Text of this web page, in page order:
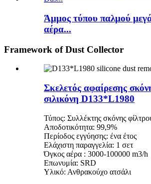
Άμμος τύπου παλμού
αέρα...
Framework of Dust Collector
Σκελετός αφαίρεσης
σιλικόνη D133*L1980
Τύπος: Συλλέκτης σκόνης
Αποδοτικότητα: 99,9%
Περίοδος εγγύησης: ένα έτος
Ελάχιστη παραγγελία: 1 σετ
Όγκος αέρα : 3000-100000 m3/h
Επωνυμία: SRD
Υλικό: Ανθρακούχο ατσάλι